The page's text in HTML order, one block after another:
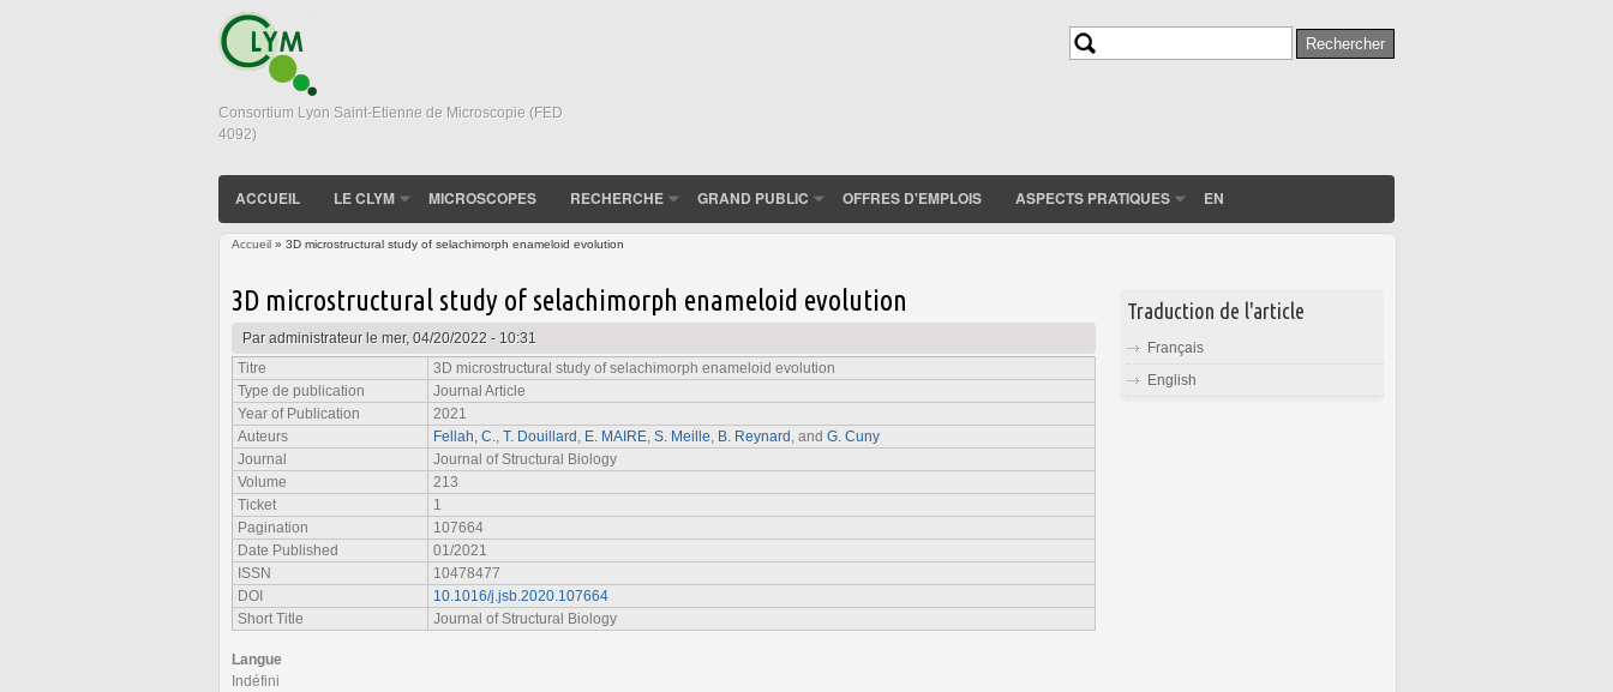
Consortium Lyon Saint-Etienne de Microscopie (FED
4092)
Rechercher
ACCUEIL LE CLYM MICROSCOPES RECHERCHE GRAND PUBLIC OFFRES D'EMPLOIS ASPECTS PRATIQUES EN
Accueil » 3D microstructural study of selachimorph enameloid evolution
3D microstructural study of selachimorph enameloid evolution
Paradministrateurle mer, 04/20/2022 - 10:31
Titre
3D microstructural study of selachimorph enameloid evolution
Type de publication
Journal Article
Year of Publication
2021
Auteurs
Fellah, C. T. Douillard E. MAIRE S. Meille B. Reynard , and G. Cuny
Journal
Journal of Structural Biology
Volume
213
Ticket
1
Pagination
107664
Date Published
01/2021
ISSN
10478477
DOI
10.1016/j.jsb.2020.107664
Short Title
Journal of Structural Biology
Langue
Indéfini
Traduction de l'article
Français
English